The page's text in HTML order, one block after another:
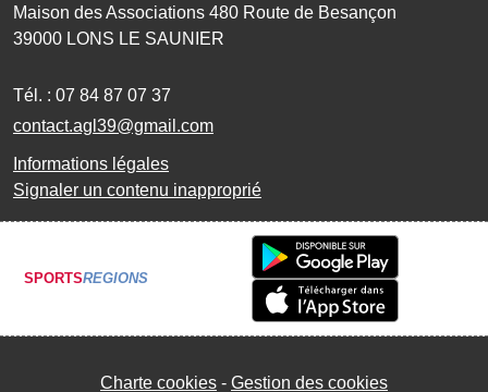
Maison des Associations 480 Route de Besançon
39000 LONS LE SAUNIER
Tél. : 07 84 87 07 37
contact.agl39@gmail.com
Informations légales
Signaler un contenu inapproprié
SPORTSREGIONS
Charte cookies Gestion des cookies